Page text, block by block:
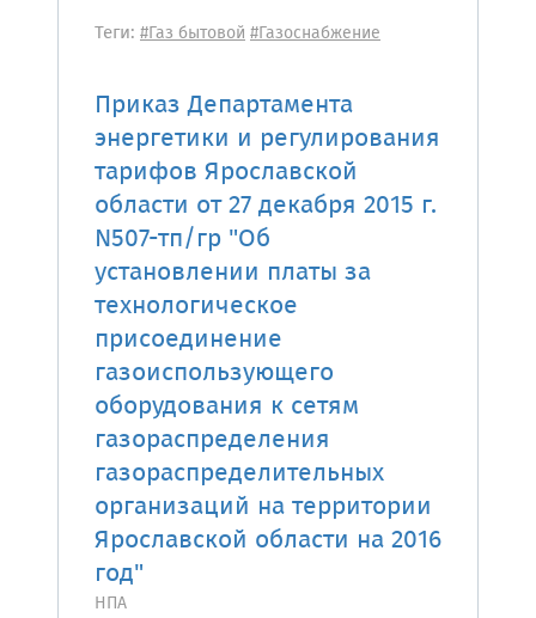
Теги: #Газ бытовой#Газоснабжение
Приказ Департамента
энергетики и регулирования
тарифов Ярославской
области от 27 декабря 2015 г.
N507-тп/гр "Об
установлении платы за
технологическое
присоединение
газоиспользующего
оборудования к сетям
газораспределения
газораспределительных
организаций на территории
Ярославской области на 2016
год"
НПА